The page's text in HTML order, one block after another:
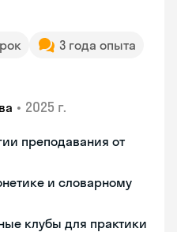
3 года опыта
• 2025 г.
преподавания от
и словарному
клубы для практики